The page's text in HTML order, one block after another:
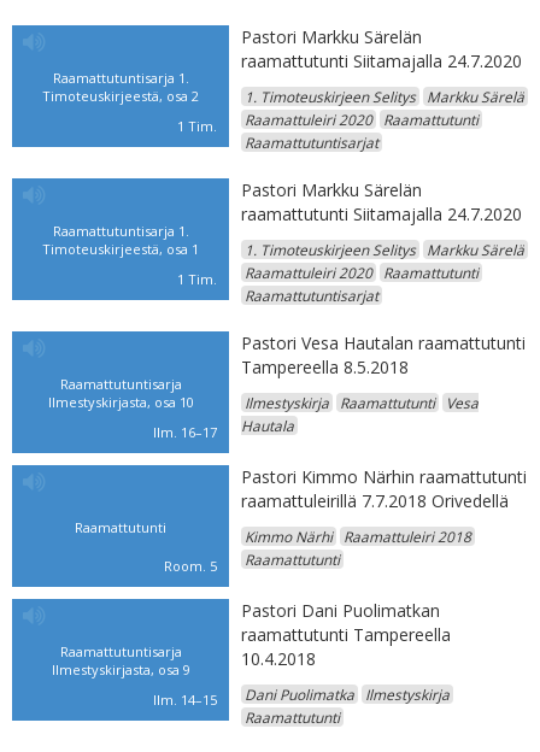
Raamattutuntisarja 1.
Timoteuskirjeestä, osa 2
1 Tim.
Pastori Markku Särelän
raamattutunti Siitamajalla 24.7.2020
1. Timoteuskirjeen Selitys
Markku Särelä
Raamattuleiri 2020
Raamattutunti
Raamattutuntisarjat
Raamattutuntisarja 1.
Timoteuskirjeestä, osa 1
1 Tim.
Pastori Markku Särelän
raamattutunti Siitamajalla 24.7.2020
1. Timoteuskirjeen Selitys
Markku Särelä
Raamattuleiri 2020
Raamattutunti
Raamattutuntisarjat
Raamattutuntisarja
Ilmestyskirjasta, osa 10
Ilm. 16–17
Pastori Vesa Hautalan raamattutunti
Tampereella 8.5.2018
Ilmestyskirja Raamattutunti
Vesa
Hautala
Raamattutunti
Room. 5
Pastori Kimmo Närhin raamattutunti
raamattuleirillä 7.7.2018 Orivedellä
Kimmo Närhi
Raamattuleiri 2018
Raamattutunti
Raamattutuntisarja
Ilmestyskirjasta, osa 9
Ilm. 14–15
Pastori Dani Puolimatkan
raamattutunti Tampereella
10.4.2018
Dani Puolimatka
Ilmestyskirja
Raamattutunti